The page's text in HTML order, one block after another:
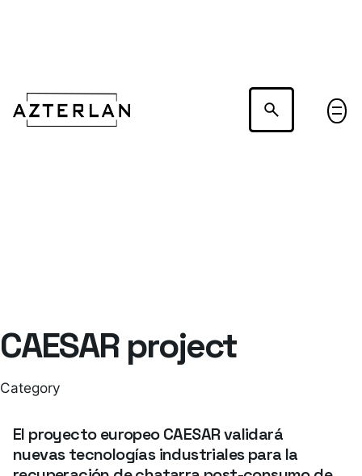
CAESAR project
Category
El proyecto europeo CAESAR validará
nuevas tecnologías industriales para la